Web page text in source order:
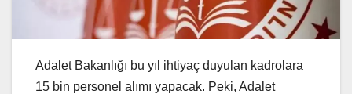
Adalet Bakanlığı bu yıl ihtiyaç duyulan kadrolara
15 bin personel alımı yapacak. Peki, Adalet